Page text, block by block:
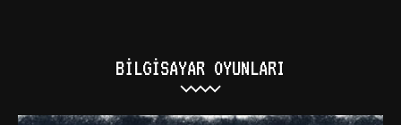
BILGISAYAR OYUNLARI